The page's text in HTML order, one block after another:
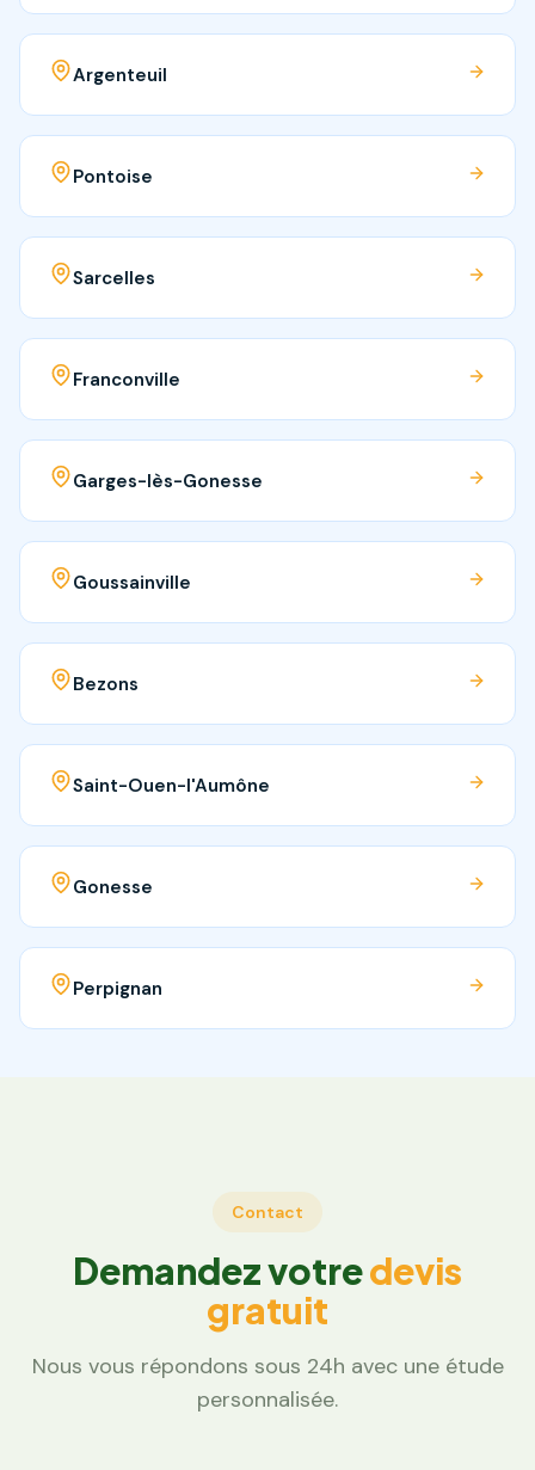
Argenteuil
Pontoise
Sarcelles
Franconville
Garges-lès-Gonesse
Goussainville
Bezons
Saint-Ouen-l'Aumône
Gonesse
Perpignan
Contact
Demandez votredevis
gratuit
Nous vous répondons sous 24h avec une étude
personnalisée.